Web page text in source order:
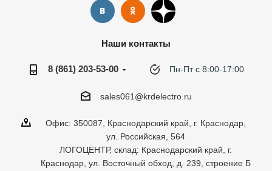
Наши контакты
8 (861) 203-53-00 Пн-Пт с 8:00-17:00
sales061@krdelectro.ru
Офис: 350087, Краснодарский край, г. Краснодар,
ул. Российская, 564
ЛОГОЦЕНТР, склад: Краснодарский край, г.
Краснодар, ул. Восточный обход, д. 239, строение Б